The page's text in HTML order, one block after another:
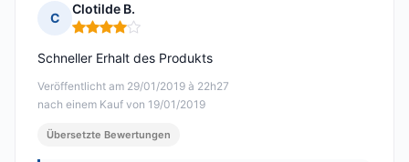
C
Clotilde B.
Hinweis: 4 von 5
Veröffentlicht am 29/01/2019 à 22h27
nach einem Kauf von 19/01/2019
Schneller Erhalt des Produkts
Übersetzte Bewertungen